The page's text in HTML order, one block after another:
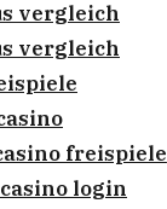
vergleich
vergleich
freispiele
login